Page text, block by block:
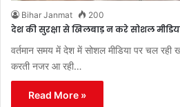
Bihar Janmat 200
देश की सुरक्षा से खिलबाड़ न करे सोशल
वर्तमान समय में देश में सोशल मीडिया पर चल रही
करती नजर आ रही…
Read More »